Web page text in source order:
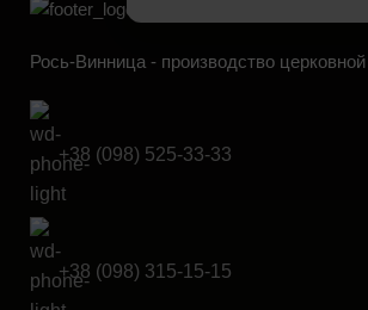
Рось-Винница - производство
+38 (098) 525-33-33
+38 (098) 315-15-15